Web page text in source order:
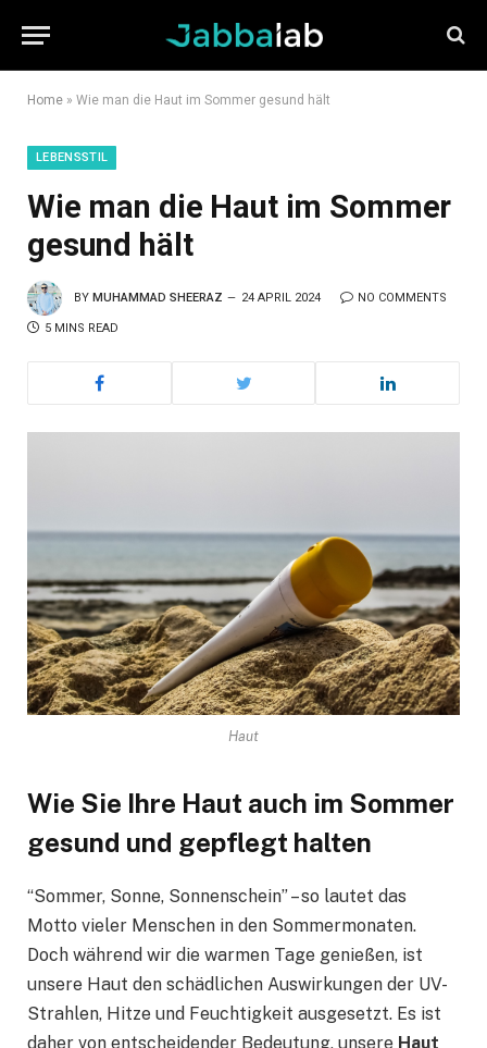
Home » Wie man die Haut im Sommer gesund hält
LEBENSSTIL
Wie man die Haut im Sommer
gesund hält
BY MUHAMMAD SHEERAZ 24 APRIL 2024 NO COMMENTS
5 MINS READ
Haut
Wie Sie Ihre Haut auch im Sommer
gesund und gepflegt halten
“Sommer, Sonne, Sonnenschein” – so lautet das
Motto vieler Menschen in den Sommermonaten.
Doch während wir die warmen Tage genießen, ist
unsere Haut den schädlichen Auswirkungen der UV-
Strahlen, Hitze und Feuchtigkeit ausgesetzt. Es ist
daher von entscheidender Bedeutung, unsere Haut